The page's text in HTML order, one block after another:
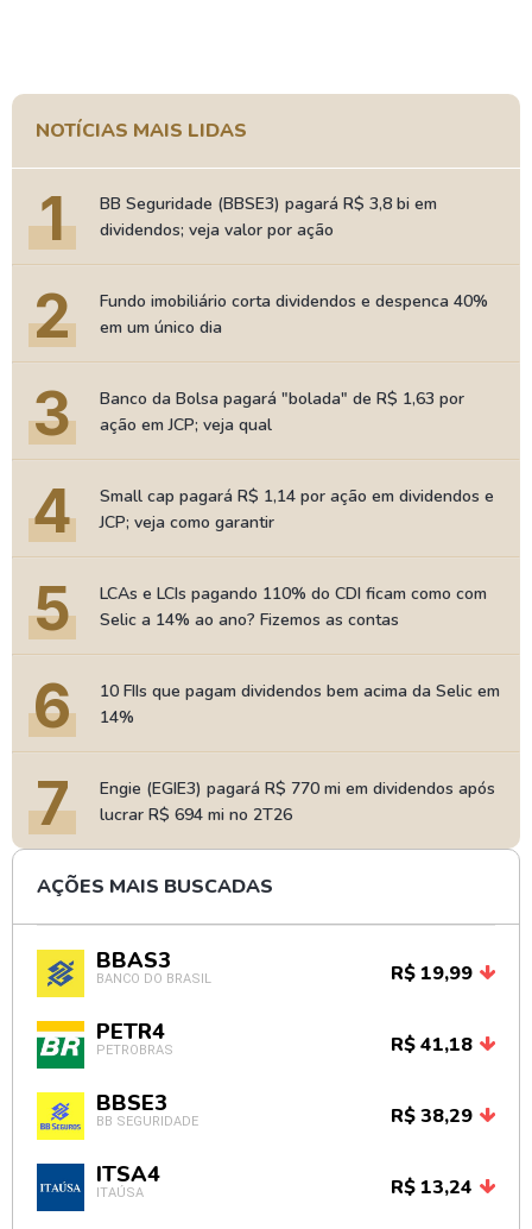
NOTÍCIAS MAIS LIDAS
1
BB Seguridade (BBSE3) pagará R$ 3,8 bi em
dividendos; veja valor por ação
2
Fundo imobiliário corta dividendos e despenca 40%
em um único dia
3
Banco da Bolsa pagará "bolada" de R$ 1,63 por
ação em JCP; veja qual
4
Small cap pagará R$ 1,14 por ação em dividendos e
JCP; veja como garantir
5
LCAs e LCIs pagando 110% do CDI ficam como com
Selic a 14% ao ano? Fizemos as contas
6
10 FIIs que pagam dividendos bem acima da Selic em
14%
7
Engie (EGIE3) pagará R$ 770 mi em dividendos após
lucrar R$ 694 mi no 2T26
AÇÕES MAIS BUSCADAS
BBAS3
BANCO DO BRASIL R$ 19,99
PETR4
PETROBRAS R$ 41,18
BBSE3
BB SEGURIDADE R$ 38,29
ITSA4
ITAÚSA R$ 13,24